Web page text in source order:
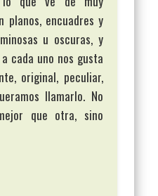
planos, encuadres y
u oscuras, y
cada uno nos gusta
original, peculiar,
llamarlo. No
que otra, sino